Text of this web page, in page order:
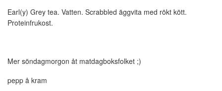
Earl(y) Grey tea. Vatten. Scrabbled äggvita med rökt kött.
Proteinfrukost.
Mer söndagmorgon åt matdagboksfolket ;)
pepp å kram